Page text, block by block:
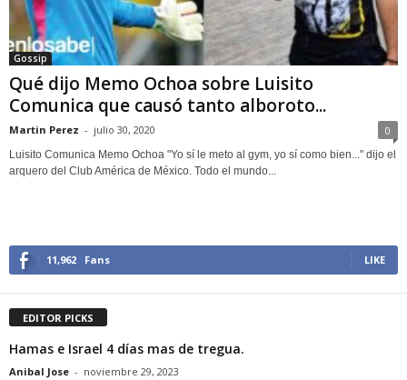
Gossip
Qué dijo Memo Ochoa sobre Luisito
Comunica que causó tanto alboroto...
Martin Perez - julio 30, 2020 0
Luisito Comunica Memo Ochoa "Yo sí le meto al gym, yo sí como bien..." dijo el
arquero del Club América de México. Todo el mundo...
11,962 Fans LIKE
EDITOR PICKS
Hamas e Israel 4 días mas de tregua.
Anibal Jose - noviembre 29, 2023